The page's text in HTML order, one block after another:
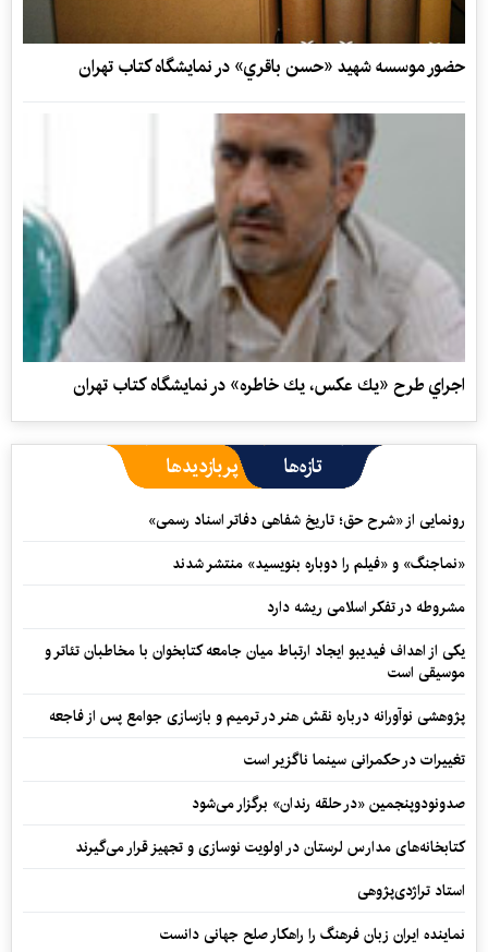
حضور موسسه شهيد «حسن باقري» در نمايشگاه کتاب تهران
اجراي طرح «يك‌ عكس، يك خاطره» در نمايشگاه كتاب تهران
تازه‌ها پربازدیدها
رونمایی از «شرح حق؛ تاریخ شفاهی دفاتر اسناد رسمی»
«نماجنگ» و «فیلم را دوباره بنویسید» منتشر شدند
مشروطه در تفکر اسلامی ریشه دارد
یکی از اهداف فیدیبو ایجاد ارتباط میان جامعه کتابخوان با مخاطبان تئاتر و
موسیقی است
پژوهشی نوآورانه درباره نقش هنر در ترمیم و بازسازی جوامع پس از فاجعه
تغییرات در حکمرانی سینما ناگزیر است
صدونودوپنجمین «در حلقه رندان» برگزار می‌شود
کتابخانه‌های مدارس لرستان در اولویت نوسازی و تجهیز قرار می‌گیرند
استاد تراژدی‌پژوهی
نماینده ایران زبان فرهنگ را راهکار صلح جهانی دانست